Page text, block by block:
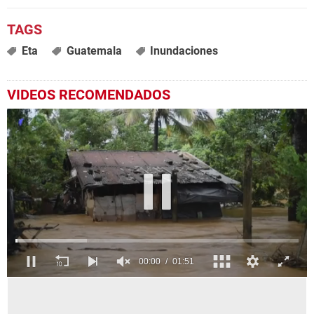
Eta Guatemala Inundaciones
VIDEOS RECOMENDADOS